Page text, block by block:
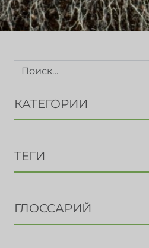
КАТЕГОРИИ
ТЕГИ
ГЛОССАРИЙ